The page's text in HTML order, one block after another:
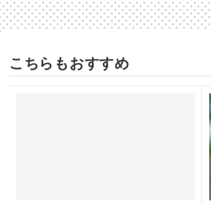
こちらもおすすめ